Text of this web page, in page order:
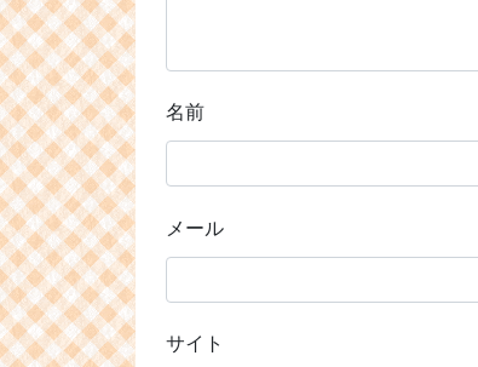
名前
メール
サイト